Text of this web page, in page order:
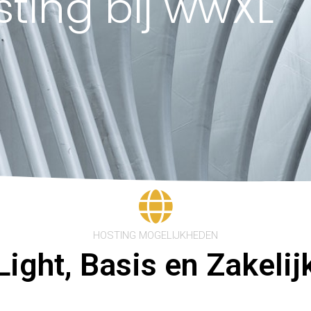
HOSTING MOGELIJKHEDEN
Basis en